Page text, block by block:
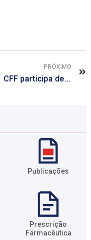
PRÓXIMO
CFF participa de audiência pública para debater prescrição médica eletrônica
Publicações
Prescrição
Farmacêutica​